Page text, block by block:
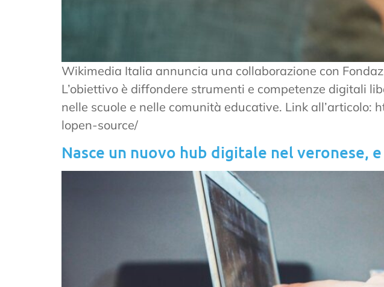
Wikimedia Italia annuncia una collaborazione con
L’obiettivo è diffondere strumenti e competenze digitali
nelle scuole e nelle comunità educative. Link
lopen-source/
Nasce un nuovo hub digitale nel veronese,